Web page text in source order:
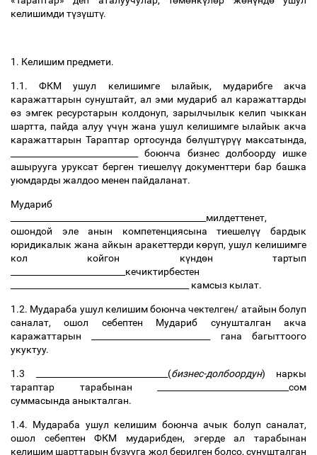
келишимди түзүштү.
1. Келишим предмети.
1.1. ФКМ ушул келишимге ылайык, мударибге
акча
каражаттарын сунуштайт, ал эми мудариб ал каражаттарды
өз эмгек ресурстарын колдонуп, зарылчылык келип чыккан
шартта, пайда алуу үчүн жана ушул келишимге ылайык акча
каражаттарын Тараптар ортосунда бөлүштүрүү максатында,
______________________________боюнча бизнес долбоорду
ишке
ашырууга уруксат берген тиешелүү документтери бар башка
уюмдарды жалдоо менен пайдаланат.
Мудариб
милдеттенет,
ошондой
эле анын компетенциясына тиешелүү
бардык
юридикалык жана айкын аракеттерди көрүп,ушул келишимге
кол
койгон күндөн
тартып
кечиктирбестен
камсыз кылат.
1.2. Мудараба ушул келишим боюнча чектелген/ атайын болуп
саналат,ошол себептен Мудариб сунушталган
акча
каражаттарын
гана
багыттоого
укуктуу.
1.3 _______________________________(бизнес-долбоордун) наркы
тараптар
тарабынан
сом
суммасында аныкталган.
1.4. Мудараба ушул келишим боюнча ачык болуп саналат,
ошол
себептен ФКМ мударибден, эгерде ал
тарабынан
келишим шарттарын бузууга жол берилген болсо,сунушталган